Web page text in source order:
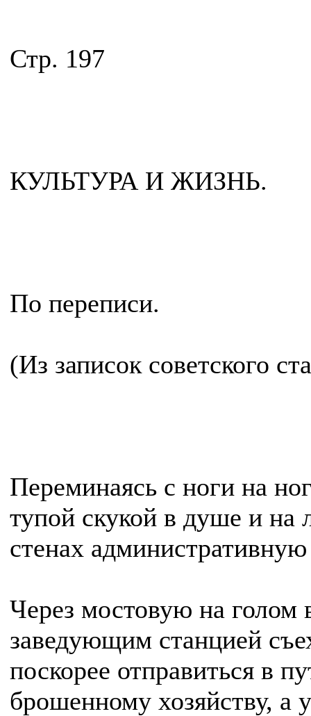
Стр. 197
КУЛЬТУРА И ЖИЗНЬ.
По переписи.
(Из записок советского
Переминаясь с ноги на
тупой скукой в душе и на
стенах административную
Через мостовую на голом
заведующим станцией
поскорее отправиться в
брошенному хозяйству,